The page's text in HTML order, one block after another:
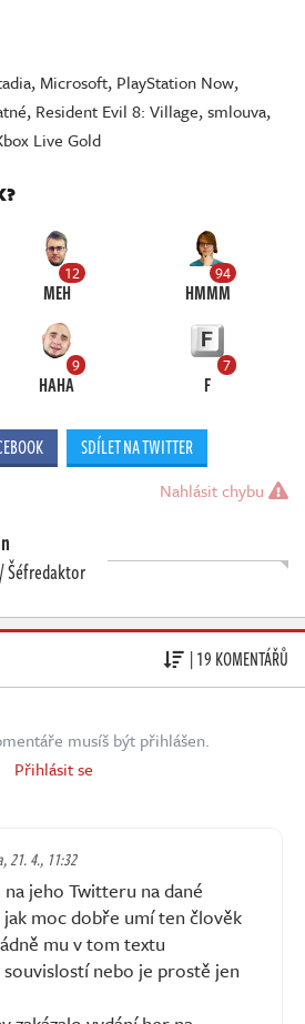
, Microsoft, PlayStation Now,
, Resident Evil 8: Village,smlouva,
Live Gold
12
MEH
94
HMMM
9
HAHA
7
F
SDÍLET NA TWITTER
Nahlásit chybu
Šéfredaktor
| 19 KOMENTÁŘŮ
musíš být přihlášen.
Přihlásit se
21. 4., 11:32
jeho Twitteru na dané
moc dobře umí ten člověk
mu v tom textu
nebo je prostě jen